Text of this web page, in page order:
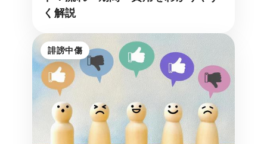
く解説
誹謗中傷